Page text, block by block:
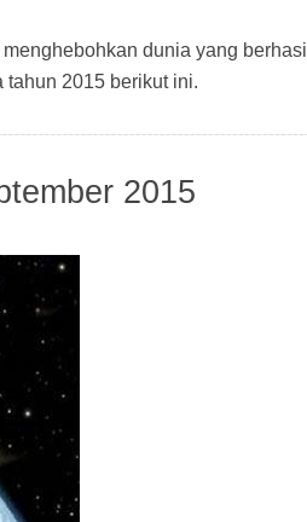
dunia yang berhasil
tahun 2015 berikut ini.
2015